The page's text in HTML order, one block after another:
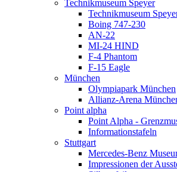
Mercedes-Benz Museum
Impressionen der Ausstellung
Silberpfeile
Ozeaneum
Architektur
Ausstellung
Potsdamer Platz
Palast der Republik
Spreefahrt
Pergamonmuseum
Bode-Museum
Neues Museum
Technikmuseum Speyer
Technikmuseum
Boing 747-230
AN-22
MI-24 HIND
F-4 Phantom
F-15 Eagle
München
Olympiapark München
Allianz-Arena
Point alpha
Point Alpha -
Informationstafeln
Stuttgart
Mercedes-Benz
Impressionen der